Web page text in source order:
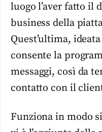
luogo l’aver fatto il
business della
Quest’ultima,
consente la
messaggi, così da
contatto con il
Funziona in modo